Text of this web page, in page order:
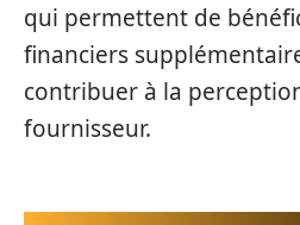
qui permettent de
financiers
contribuer à la
fournisseur.